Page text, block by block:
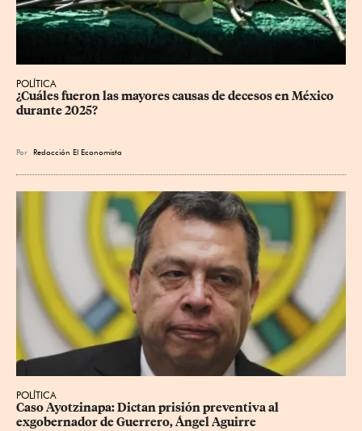
POLÍTICA
¿Cuáles fueron las mayores causas de decesos en México
durante 2025?
Por Redacción El Economista
POLÍTICA
Caso Ayotzinapa: Dictan prisión preventiva al
exgobernador de Guerrero, Ángel Aguirre